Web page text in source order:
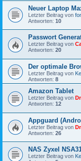
Neuer Laptop
Letzter Beitrag von
Antworten: 10
Passwort
Letzter Beitrag von
Antworten: 20
Der optimale
Letzter Beitrag von
Antworten: 8
Amazon Tablet
Letzter Beitrag von
Antworten: 12
Appguard
Letzter Beitrag von
Antworten: 26
NAS Zyxel
Letzter Beitrag von